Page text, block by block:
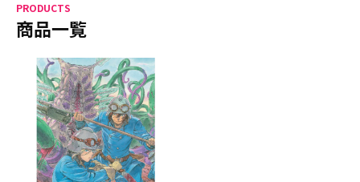
薬屋のひとりごと 夏の園遊会2026
アニメ『僕のヒーローアカデミア』10周年
ハイキュー!!ジャージ＆ユニフォーム
PRODUCTS
商品一覧